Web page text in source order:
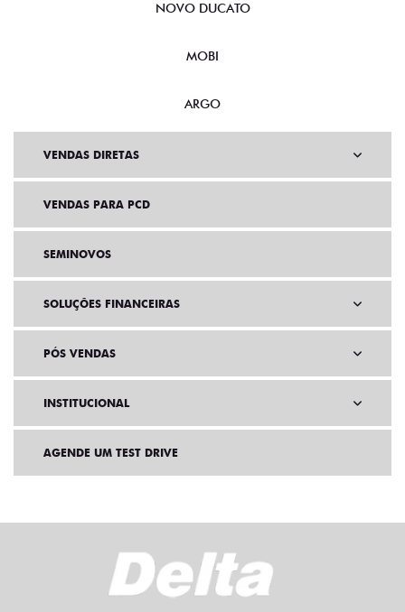
NOVO DUCATO
MOBI
ARGO
VENDAS DIRETAS
VENDAS PARA PCD
SEMINOVOS
SOLUÇÕES FINANCEIRAS
PÓS VENDAS
INSTITUCIONAL
AGENDE UM TEST DRIVE